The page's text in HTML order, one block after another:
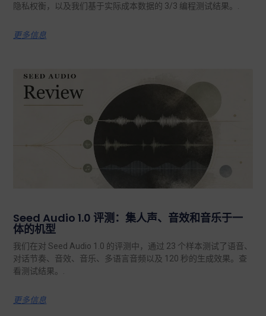
隐私权衡，以及我们基于实际成本数据的 3/3 编程测试结果。.
更多信息
Seed Audio 1.0 评测：集人声、音效和音乐于一
体的机型
我们在对 Seed Audio 1.0 的评测中，通过 23 个样本测试了语音、
对话节奏、音效、音乐、多语言音频以及 120 秒的生成效果。查
看测试结果。.
更多信息